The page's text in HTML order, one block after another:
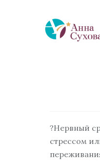
?Нервный
стрессом